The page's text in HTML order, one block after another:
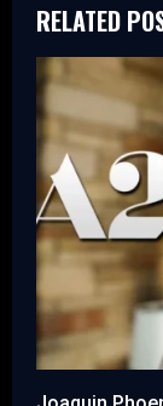
RELATED